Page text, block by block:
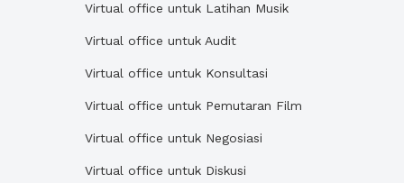
Virtual office untuk Latihan Musik
Virtual office untuk Audit
Virtual office untuk Konsultasi
Virtual office untuk Pemutaran Film
Virtual office untuk Negosiasi
Virtual office untuk Diskusi